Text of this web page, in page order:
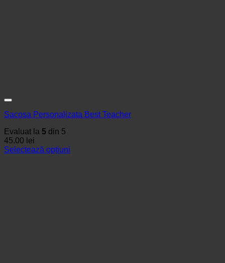
Sacosa Personalizata Best Teacher
Evaluat la 5 din 5
45.00 lei
Selectează opțiuni